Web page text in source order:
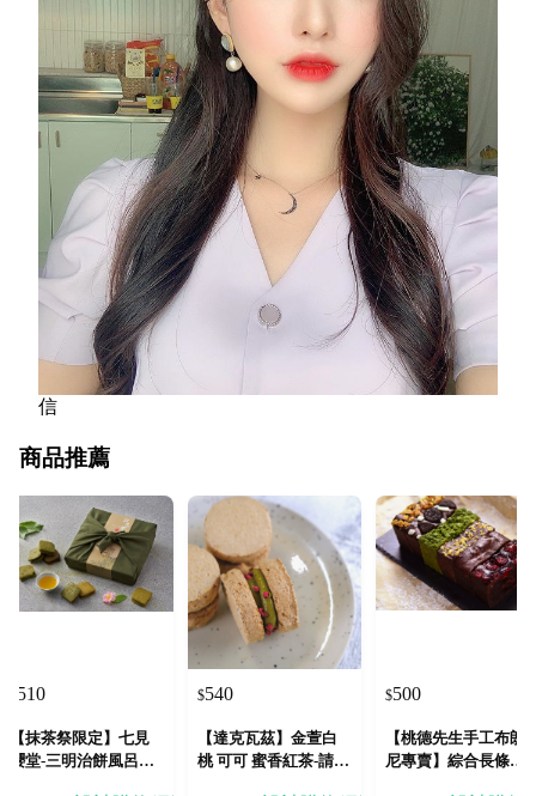
信
商品推薦
510
【抹茶祭限定】七見
櫻堂-三明治餅風呂敷
$540
【達克瓦茲】金萱白
桃 可可 蜜香紅茶-請選
$500
【桃德先生手工布朗
尼專賣】綜合長條布